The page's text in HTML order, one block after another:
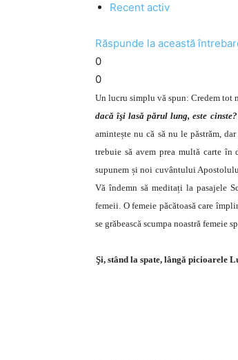
Recent activ
Răspunde la această
0
0
Un lucru simplu vă spun: Credem tot
dacă îşi lasă părul lung, este
amintește nu că să nu le păstrăm,
trebuie să avem prea multă carte în
supunem și noi cuvântului
Vă îndemn să meditați la pasajele
femeii. O femeie păcătoasă care
se grăbească scumpa noastră femeie
Şi, stând la spate, lângă picioarele